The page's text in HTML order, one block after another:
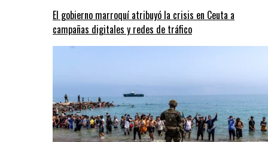
El gobierno marroquí atribuyó la crisis en Ceuta a
campañas digitales y redes de tráfico